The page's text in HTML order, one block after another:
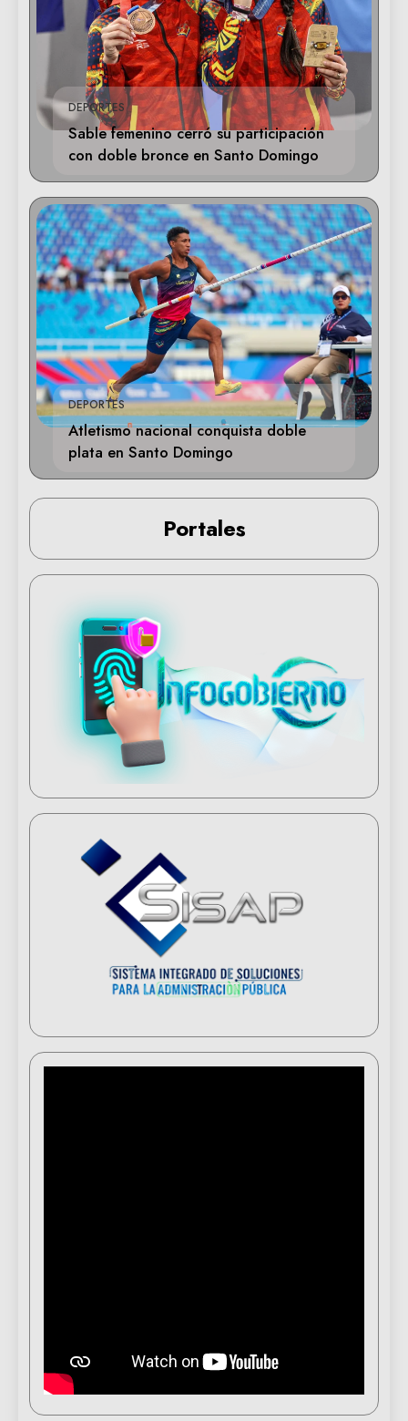
DEPORTES
Sable femenino cerró su participación
con doble bronce en Santo Domingo
DEPORTES
Atletismo nacional conquista doble
plata en Santo Domingo
Portales